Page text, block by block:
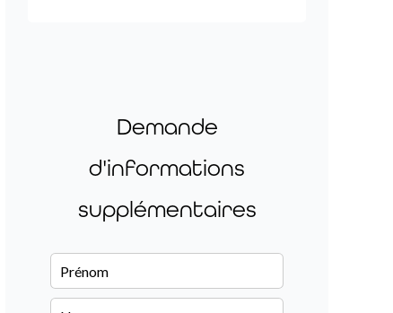
Demande
d'informations
supplémentaires